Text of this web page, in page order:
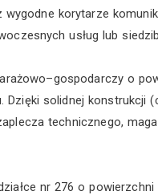
korytarze
usług lub
o
Dzięki solidnej konstrukcji
technicznego,
nr 276 o